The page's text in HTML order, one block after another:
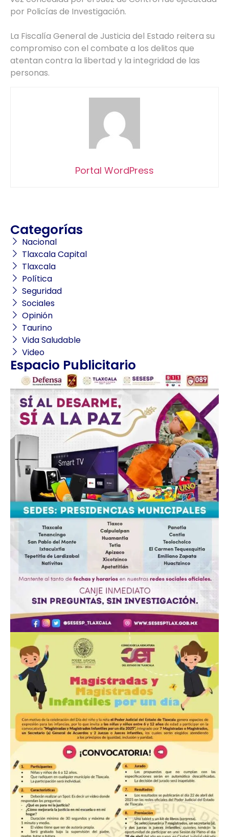
por Policías de Investigación.
La Fiscalía General de Justicia del Estado reitera su
compromiso con el combate a los delitos que
atentan contra la libertad y la integridad de las
personas.
Portal WordPress
Categorías
Nacional
Tlaxcala Capital
Tlaxcala
Política
Seguridad
Sociales
Opinión
Taurino
Vida Saludable
Video
Espacio Publicitario